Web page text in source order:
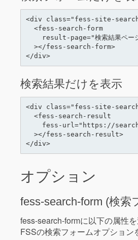
<div class="fess-site-
検索結果だけを表示
<div class="fess-site-
オプション
fess-search-form (検索
fess-search-formに以下の属性を
FSSの検索フォームオプション